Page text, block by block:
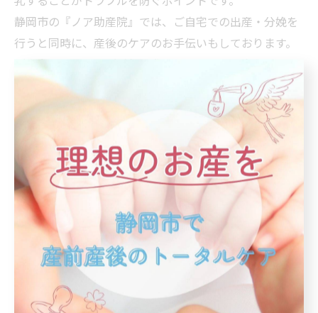
静岡市の『ノア助産院』では、ご自宅での出産・分娩を
行うと同時に、産後のケアのお手伝いもしております。
ご自宅での出産をご希望の際は、ぜひお問い合わせくだ
さい。
< 前のページ 一覧に戻る 次のページ >
カテゴリー Categories
全てのカテゴリー